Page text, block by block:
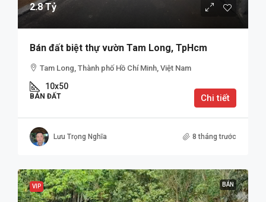
2.8 Tỷ
Bán đất biệt thự vườn Tam Long, TpHcm
Tam Long, Thành phố Hồ Chí Minh, Việt Nam
10x50
BÁN ĐẤT Chi tiết
Lưu Trọng Nghĩa 8 tháng trước
VIP BÁN